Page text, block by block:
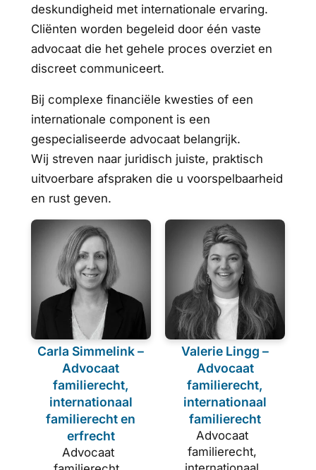
deskundigheid met internationale ervaring.
Cliënten worden begeleid door één vaste
advocaat die het gehele proces overziet en
discreet communiceert.
Bij complexe financiële kwesties of een
internationale component is een
gespecialiseerde advocaat belangrijk.
Wij streven naar juridisch juiste, praktisch
uitvoerbare afspraken die u voorspelbaarheid
en rust geven.
Carla Simmelink –
Advocaat
familierecht,
internationaal
familierecht en
erfrecht
Advocaat
Valerie Lingg –
Advocaat
familierecht,
internationaal
familierecht
Advocaat
familierecht,